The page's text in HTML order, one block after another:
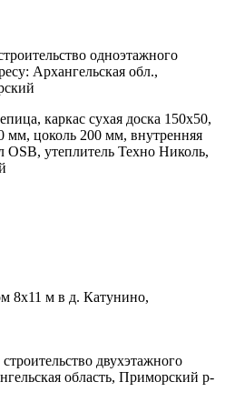
одноэтажного
Архангельская обл.,
каркас сухая доска 150х50,
мм, цоколь 200 мм, внутренняя
OSB, утеплитель Техно Николь,
8х11 м в д. Катунино,
двухэтажного
область, Приморский р-